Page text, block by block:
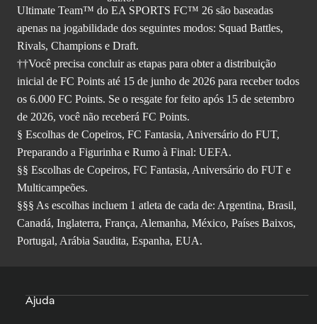
Ultimate Team™ do EA SPORTS FC™ 26 são baseadas
apenas na jogabilidade dos seguintes modos: Squad Battles,
Rivals, Champions e Draft.
††Você precisa concluir as etapas para obter a distribuição
inicial de FC Points até 15 de junho de 2026 para receber todos
os 6.000 FC Points. Se o resgate for feito após 15 de setembro
de 2026, você não receberá FC Points.
§ Escolhas de Copeiros, FC Fantasia, Aniversário do FUT,
Preparando a Figurinha e Rumo à Final: UEFA.
§§ Escolhas de Copeiros, FC Fantasia, Aniversário do FUT e
Multicampeões.
§§§ As escolhas incluem 1 atleta de cada de: Argentina, Brasil,
Canadá, Inglaterra, França, Alemanha, México, Países Baixos,
Portugal, Arábia Saudita, Espanha, EUA.
Ajuda